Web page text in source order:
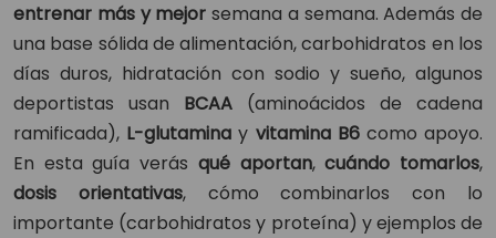
entrenar más y mejor semana a semana. Además de
una base sólida de alimentación, carbohidratos en los
días duros, hidratación con sodio y sueño, algunos
deportistas usan BCAA (aminoácidos de cadena
ramificada), L-glutamina y vitamina B6como apoyo.
En esta guía verás qué aportan,cuándo tomarlos,
dosis orientativas, cómo combinarlos con lo
importante (carbohidratos y proteína) y ejemplos de